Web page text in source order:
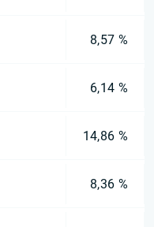
8,57 %
6,14 %
14,86 %
8,36 %